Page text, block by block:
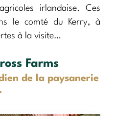
irlandaise. Ces
le comté du Kerry, à
à la visite…
Farms
de la paysanerie